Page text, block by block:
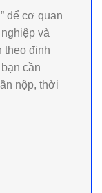
để cơ quan
và
theo định
cần
nộp, thời